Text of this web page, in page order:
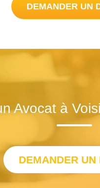
DEMANDER UN
Avocat à
DEMANDER UN